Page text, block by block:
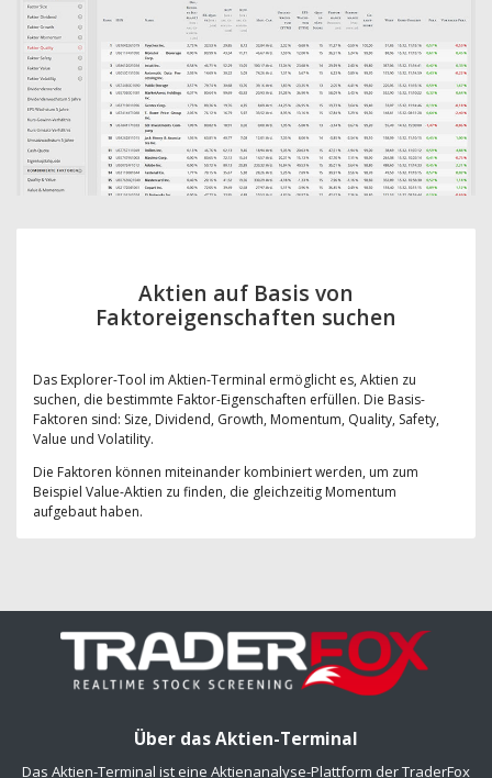
Aktien auf Basis von
Faktoreigenschaften suchen
Das Explorer-Tool im Aktien-Terminal ermöglicht es, Aktien zu
suchen, die bestimmte Faktor-Eigenschaften erfüllen. Die Basis-
Faktoren sind: Size, Dividend, Growth, Momentum, Quality, Safety,
Value und Volatility.
Die Faktoren können miteinander kombiniert werden, um zum
Beispiel Value-Aktien zu finden, die gleichzeitig Momentum
aufgebaut haben.
Über das Aktien-Terminal
Das Aktien-Terminal ist eine Aktienanalyse-Plattform der TraderFox